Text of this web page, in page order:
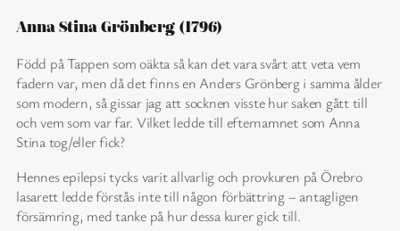
Anna Stina Grönberg (1796)
Född på Tappen som oäkta så kan det vara svårt att veta vem
fadern var, men då det finns en Anders Grönberg i samma ålder
som modern, så gissar jag att socknen visste hur saken gått till
och vem som var far. Vilket ledde till efternamnet som Anna
Stina tog/eller fick?
Hennes epilepsi tycks varit allvarlig och provkuren på Örebro
lasarett ledde förstås inte till någon förbättring – antagligen
försämring, med tanke på hur dessa kurer gick till.